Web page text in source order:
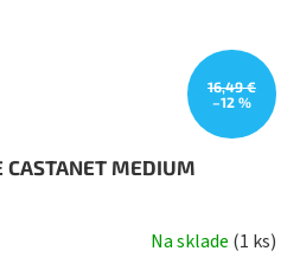
16,49 €
–12 %
CASTANET MEDIUM
Na sklade (1 ks)